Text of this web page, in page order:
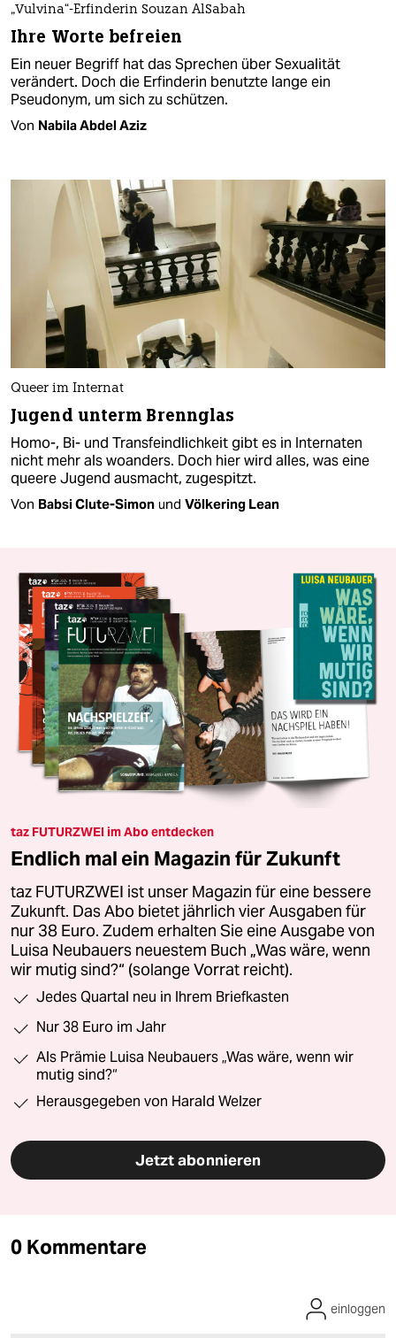
„Vulvina“-Erfinderin Souzan AlSabah
Ihre Worte befreien
Ein neuer Begriff hat das Sprechen über Sexualität
verändert. Doch die Erfinderin benutzte lange ein
Pseudonym, um sich zu schützen.
Von Nabila Abdel Aziz
Queer im Internat
Jugend unterm Brennglas
Homo-, Bi- und Transfeindlichkeit gibt es in Internaten
nicht mehr als woanders. Doch hier wird alles, was eine
queere Jugend ausmacht, zugespitzt.
Von Babsi Clute-Simon und Völkering Lean
taz FUTURZWEI im Abo entdecken
Endlich mal ein Magazin für Zukunft
taz FUTURZWEI ist unser Magazin für eine bessere
Zukunft. Das Abo bietet jährlich vier Ausgaben für
nur 38 Euro. Zudem erhalten Sie eine Ausgabe von
Luisa Neubauers neuestem Buch „Was wäre, wenn
wir mutig sind?“ (solange Vorrat reicht).
Jedes Quartal neu in Ihrem Briefkasten
Nur 38 Euro im Jahr
Als Prämie Luisa Neubauers „Was wäre, wenn wir
mutig sind?“
Herausgegeben von Harald Welzer
Jetzt abonnieren
0 Kommentare
einloggen